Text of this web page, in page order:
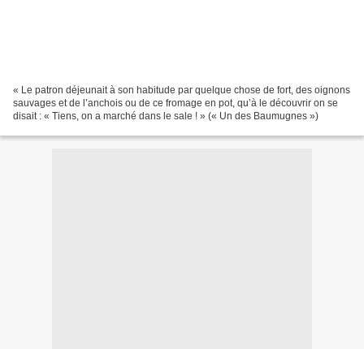
« Le patron déjeunait à son habitude par quelque chose de fort, des oignons
sauvages et de l’anchois ou de ce fromage en pot, qu’à le découvrir on se
disait : « Tiens, on a marché dans le sale ! » (« Un des Baumugnes »)